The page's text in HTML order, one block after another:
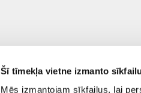
Šī tīmekļa vietne izmanto
Mēs izmantojam sīkfailus, lai